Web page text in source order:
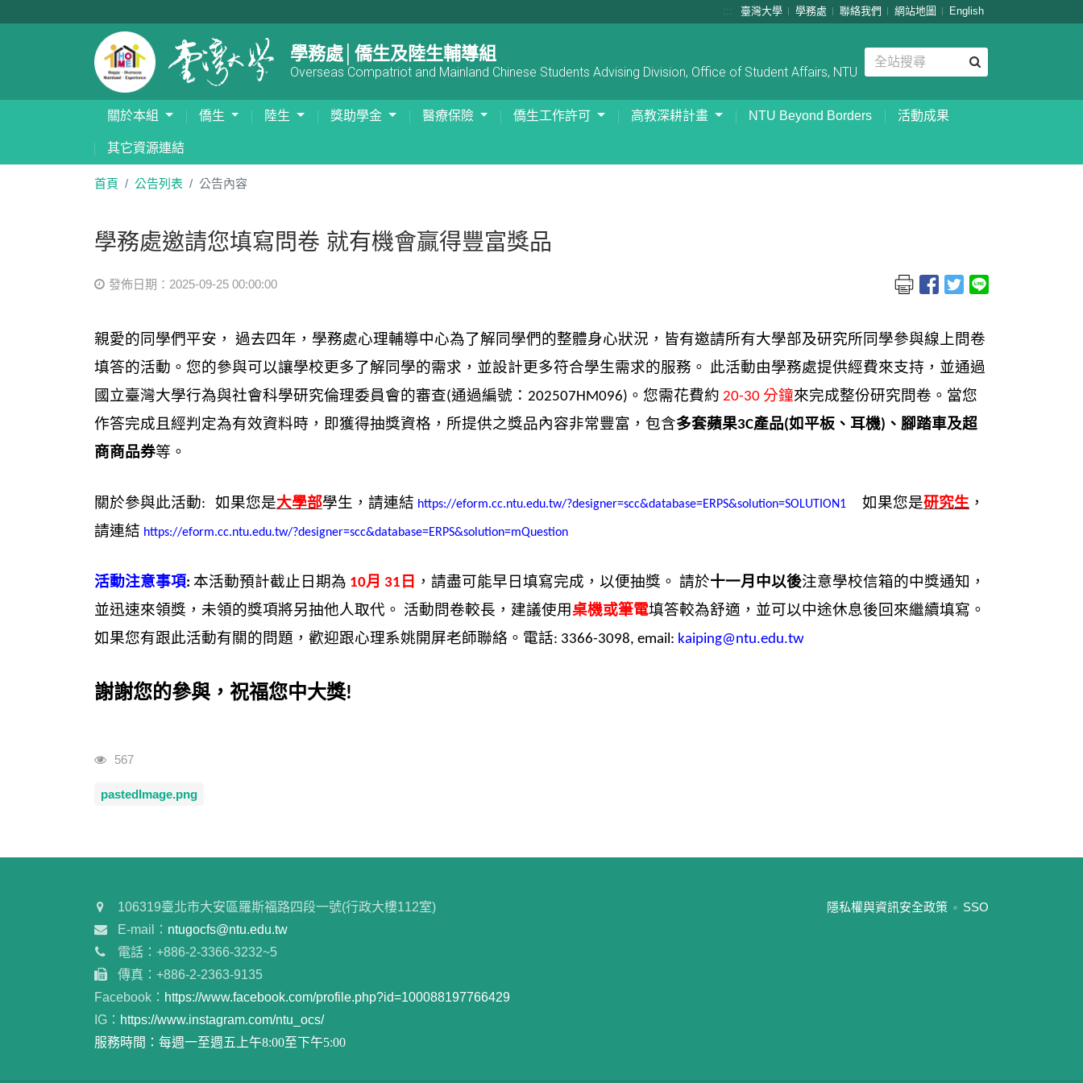
::: 臺灣大學 學務處 聯絡我們 網站地圖 English
學務處│僑生及陸生輔導組
Overseas Compatriot and Mainland Chinese Students Advising Division, Office of Student Affairs, NTU
關於本組 僑生 陸生 獎助學金 醫療保險 僑生工作許可 高教深耕計畫 NTU Beyond Borders 活動成果
其它資源連結
首頁 公告列表 公告內容
學務處邀請您填寫問卷 就有機會贏得豐富獎品
發佈日期：2025-09-25 00:00:00
親愛的同學們平安， 過去四年，學務處心理輔導中心為了解同學們的整體身心狀況，皆有邀請所有大學部及研究所同學參與線上問卷
填答的活動。您的參與可以讓學校更多了解同學的需求，並設計更多符合學生需求的服務。 此活動由學務處提供經費來支持，並通過
國立臺灣大學行為與社會科學研究倫理委員會的審查(通過編號： 202507HM096) 。您需花費約 20-30 分鐘來完成整份研究問卷。當您
作答完成且經判定為有效資料時，即獲得抽獎資格，所提供之獎品內容非常豐富，包含多套蘋果3C產品(如平板、耳機) 、腳踏車及超
商商品券等。
關於參與此活動: 如果您是大學部學生，請連結 https://eform.cc.ntu.edu.tw/?designer=scc&database=ERPS&solution=SOLUTION1 如果您是研究生 ，
請連結 https://eform.cc.ntu.edu.tw/?designer=scc&database=ERPS&solution=mQuestion
活動注意事項: 本活動預計截止日期為 10月 31 日 ，請盡可能早日填寫完成，以便抽獎。 請於十一月中以後注意學校信箱的中獎通知，
並迅速來領獎，未領的獎項將另抽他人取代。 活動問卷較長，建議使用桌機或筆電填答較為舒適，並可以中途休息後回來繼續填寫。
如果您有跟此活動有關的問題，歡迎跟心理系姚開屏老師聯絡。電話: 3366-3098, email: kaiping@ntu.edu.tw
謝謝您的參與，祝福您中大獎!
瀏覽人次
567
pastedImage.png
:::
隱私權與資訊安全政策 SSO
106319臺北市大安區羅斯福路四段一號(行政大樓112室)
E-mail： ntugocfs@ntu.edu.tw
電話：+886-2-3366-3232~5
傳真：+886-2-2363-9135
Facebook： https://www.facebook.com/profile.php?id=100088197766429
IG： https://www.instagram.com/ntu_ocs/
服務時間：每週一至週五上午8:00至下午5:00